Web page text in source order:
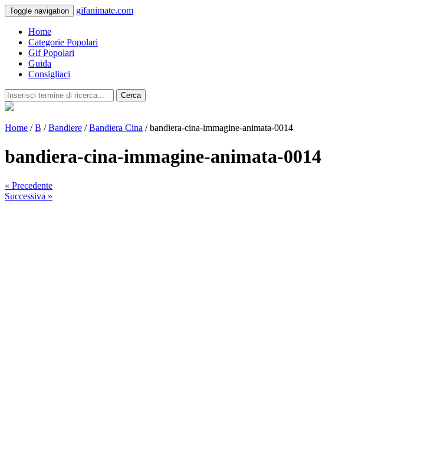
Toggle navigation gifanimate.com
Home
Categorie Popolari
Gif Popolari
Guida
Consigliaci
Cerca
Home /B /Bandiere /Bandiera Cina / bandiera-cina-immagine-animata-0014
bandiera-cina-immagine-animata-0014
« Precedente
Successiva »